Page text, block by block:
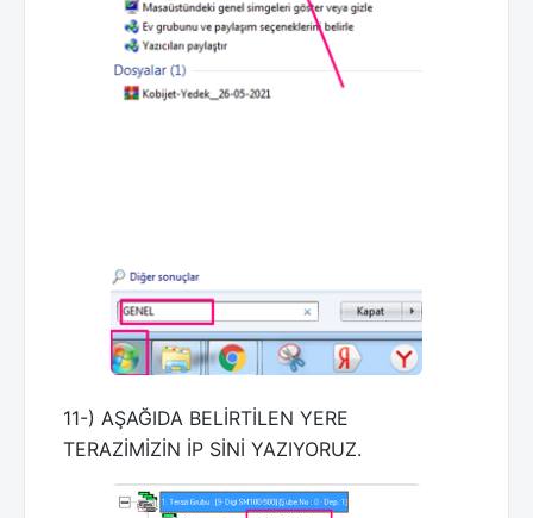
11-) AŞAĞIDA BELİRTİLEN YERE
TERAZİMİZİN İP SİNİ YAZIYORUZ.